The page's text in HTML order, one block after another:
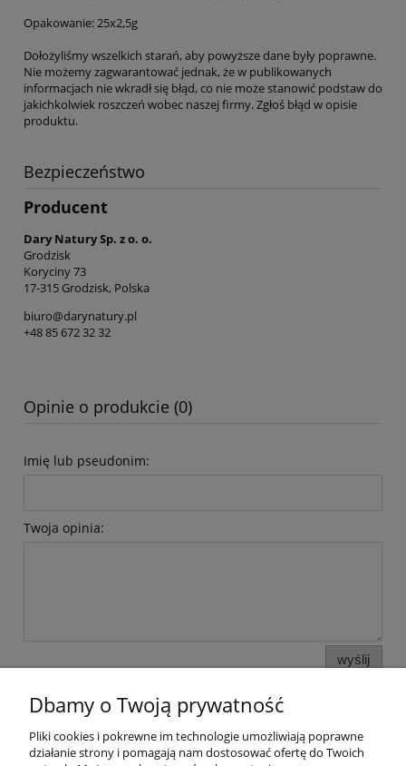
Opakowanie: 25x2,5g
Dołożyliśmy wszelkich starań, aby powyższe dane były poprawne.
Nie możemy zagwarantować jednak, że w publikowanych
informacjach nie wkradł się błąd, co nie może stanowić podstaw do
jakichkolwiek roszczeń wobec naszej firmy. Zgłoś błąd w opisie
produktu.
Bezpieczeństwo
Producent
Dary Natury Sp. z o. o.
Grodzisk
Koryciny 73
17-315 Grodzisk, Polska
biuro@darynatury.pl
+48 85 672 32 32
Opinie o produkcie (0)
Imię lub pseudonim:
Twoja opinia:
wyślij
Pomoc
Dbamy o Twoją prywatność
Pliki cookies i pokrewne im technologie umożliwiają poprawne
działanie strony i pomagają nam dostosować ofertę do Twoich